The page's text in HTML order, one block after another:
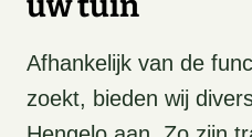
Afhankelijk van de
zoekt, bieden wij